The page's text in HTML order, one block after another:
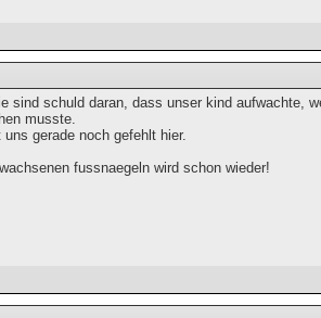
sind schuld daran, dass unser kind aufwachte,
musste.
gerade noch gefehlt hier.
fussnaegeln wird schon wieder!